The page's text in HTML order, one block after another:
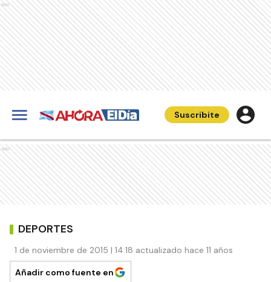
Ads
Suscribite
Ads
DEPORTES
1 de noviembre de 2015 | 14:18 actualizado hace 11 años
Añadir como fuente en